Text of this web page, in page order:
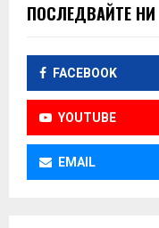
ПОСЛЕДВАЙТЕ НИ
FACEBOOK
YOUTUBE
EMAIL